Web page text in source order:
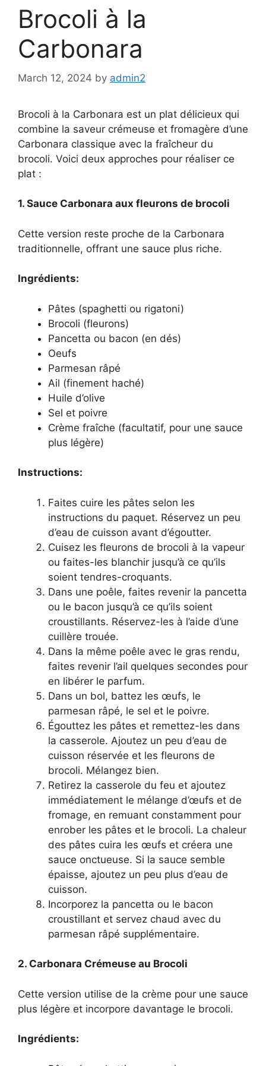
Brocoli à la
Carbonara
March 12, 2024 by admin2
Brocoli à la Carbonara est un plat délicieux qui
combine la saveur crémeuse et fromagère d’une
Carbonara classique avec la fraîcheur du
brocoli. Voici deux approches pour réaliser ce
plat :
1. Sauce Carbonara aux fleurons de brocoli
Cette version reste proche de la Carbonara
traditionnelle, offrant une sauce plus riche.
Ingrédients:
Pâtes (spaghetti ou rigatoni)
Brocoli (fleurons)
Pancetta ou bacon (en dés)
Oeufs
Parmesan râpé
Ail (finement haché)
Huile d’olive
Sel et poivre
Crème fraîche (facultatif, pour une sauce
plus légère)
Instructions:
Faites cuire les pâtes selon les
instructions du paquet. Réservez un peu
d’eau de cuisson avant d’égoutter.
Cuisez les fleurons de brocoli à la vapeur
ou faites-les blanchir jusqu’à ce qu’ils
soient tendres-croquants.
Dans une poêle, faites revenir la pancetta
ou le bacon jusqu’à ce qu’ils soient
croustillants. Réservez-les à l’aide d’une
cuillère trouée.
Dans la même poêle avec le gras rendu,
faites revenir l’ail quelques secondes pour
en libérer le parfum.
Dans un bol, battez les œufs, le
parmesan râpé, le sel et le poivre.
Égouttez les pâtes et remettez-les dans
la casserole. Ajoutez un peu d’eau de
cuisson réservée et les fleurons de
brocoli. Mélangez bien.
Retirez la casserole du feu et ajoutez
immédiatement le mélange d’œufs et de
fromage, en remuant constamment pour
enrober les pâtes et le brocoli. La chaleur
des pâtes cuira les œufs et créera une
sauce onctueuse. Si la sauce semble
épaisse, ajoutez un peu plus d’eau de
cuisson.
Incorporez la pancetta ou le bacon
croustillant et servez chaud avec du
parmesan râpé supplémentaire.
2. Carbonara Crémeuse au Brocoli
Cette version utilise de la crème pour une sauce
plus légère et incorpore davantage le brocoli.
Ingrédients: